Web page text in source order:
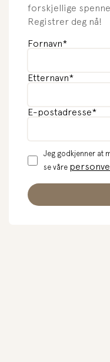
forskjellige
Registrer deg nå!
Fornavn*
Etternavn*
E-postadresse*
Jeg godkjenner at
se våre